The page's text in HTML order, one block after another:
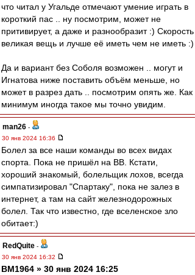
что читал у Угальде отмечают умение играть в
короткий пас .. ну посмотрим, может не
притивирует, а даже и разнообразит :) Скорость
великая вещь и лучше её иметь чем не иметь :)
Да и вариант без Соболя возможен .. могут и
Игнатова ниже поставить объём меньше, но
может в разрез дать .. посмотрим опять же. Как
минимум иногда такое мы точно увидим.
man26 -
30 янв 2024 16:36
Болел за все наши команды во всех видах
спорта. Пока не пришёл на ВВ. Кстати,
хороший знакомый, болельщик лохов, всегда
симпатизировал "Спартаку", пока не залез в
интернет, а там на сайт железнодорожных
болел. Так что известно, где вселенское зло
обитает:)
RedQuite -
30 янв 2024 16:32
BM1964 » 30 янв 2024 16:25